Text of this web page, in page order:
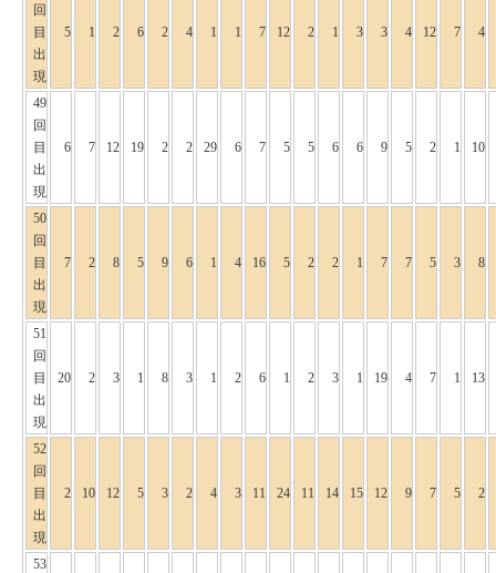
回
目
出
現
5 1 2 6 2 4 1 1 7 12 2 1 3 3 4 12 7 4
49
回
目
出
現
6 7 12 19 2 2 29 6 7 5 5 6 6 9 5 2 1 10
50
回
目
出
現
7 2 8 5 9 6 1 4 16 5 2 2 1 7 7 5 3 8
51
回
目
出
現
20 2 3 1 8 3 1 2 6 1 2 3 1 19 4 7 1 13
52
回
目
出
現
2 10 12 5 3 2 4 3 11 24 11 14 15 12 9 7 5 2
53